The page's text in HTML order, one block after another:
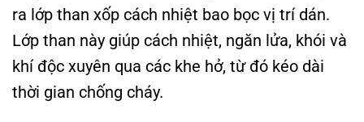
ra lớp than xốp cách nhiệt bao bọc vị trí dán.
Lớp than này giúp cách nhiệt, ngăn lửa, khói và
khí độc xuyên qua các khe hở, từ đó kéo dài
thời gian chống cháy.